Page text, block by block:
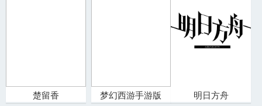
楚留香 梦幻西游手游版 明日方舟